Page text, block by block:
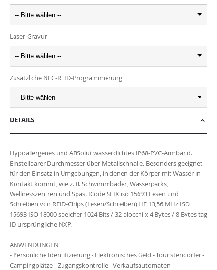
-- Bitte wählen --
Laser-Gravur
-- Bitte wählen --
Zusätzliche NFC-RFID-Programmierung
-- Bitte wählen --
DETAILS
Hypoallergenes und ABSolut wasserdichtes IP68-PVC-Armband.
Einstellbarer Durchmesser über Metallschnalle. Besonders geeignet
für den Einsatz in Umgebungen, in denen der Körper mit Wasser in
Kontakt kommt, wie z. B. Schwimmbäder, Wasserparks,
Wellnesszentren und Spas. ICode SLIX iso 15693 Lesen und
Schreiben von RFID-Chips (Lesen/Schreiben) HF 13,56 MHz ISO
15693 ISO 18000 speicher 1024 Bits / 32 blocchi x 4 Bytes / 8 Bytes tag
ID ursprüngliche NXP.
ANWENDUNGEN
- Persönliche Identifizierung - Elektronisches Geld - Touristendörfer -
Campingplätze - Zugangskontrolle - Verkaufsautomaten -